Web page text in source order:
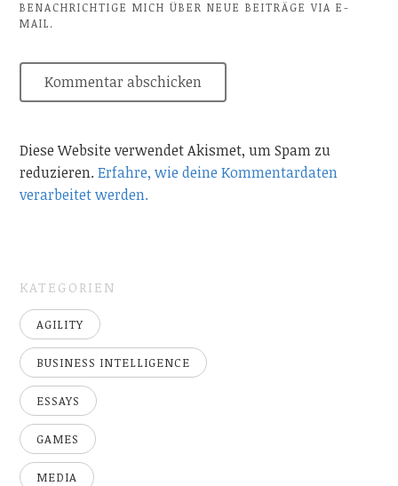
BENACHRICHTIGE MICH ÜBER NEUE BEITRÄGE VIA E-
MAIL.
Diese Website verwendet Akismet, um Spam zu
reduzieren.Erfahre, wie deine Kommentardaten
verarbeitet werden.
KATEGORIEN
AGILITY
BUSINESS INTELLIGENCE
ESSAYS
GAMES
MEDIA